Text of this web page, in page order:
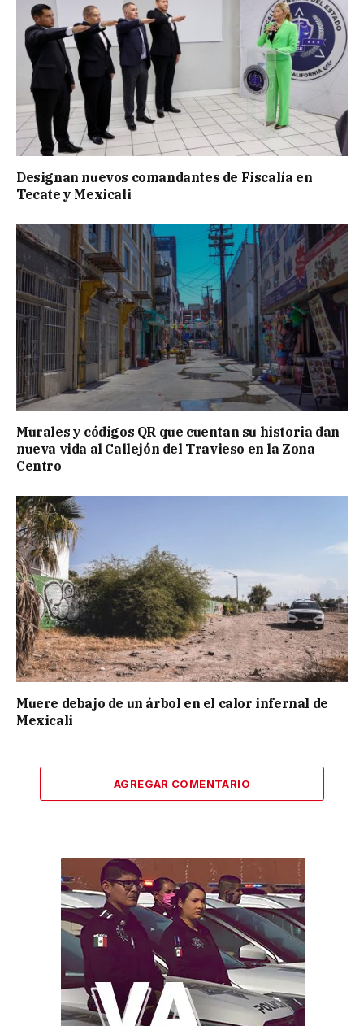
Designan nuevos comandantes de Fiscalía en
Tecate y Mexicali
Murales y códigos QR que cuentan su historia dan
nueva vida al Callejón del Travieso en la Zona
Centro
Muere debajo de un árbol en el calor infernal de
Mexicali
AGREGAR COMENTARIO